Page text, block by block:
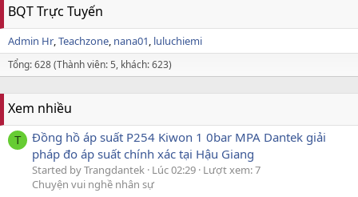
BQT Trực Tuyến
Admin Hr Teachzone nana01 luluchiemi
Tổng: 628 (Thành viên: 5, khách: 623)
Xem nhiều
T
Đồng hồ áp suất P254 Kiwon 1 0bar MPA Dantek giải
pháp đo áp suất chính xác tại Hậu Giang
Started by Trangdantek Lúc 02:29 Lượt xem: 7
Chuyện vui nghề nhân sự